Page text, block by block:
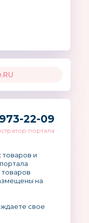
22-09
портала
и
на
свое